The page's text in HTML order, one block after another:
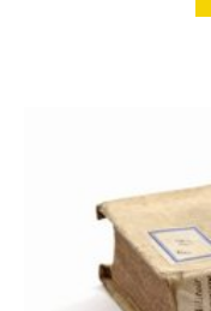
gedenkboek (3)